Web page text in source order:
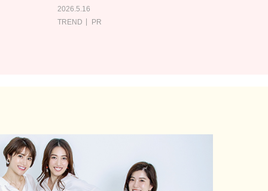
2026.5.16
TREND
PR